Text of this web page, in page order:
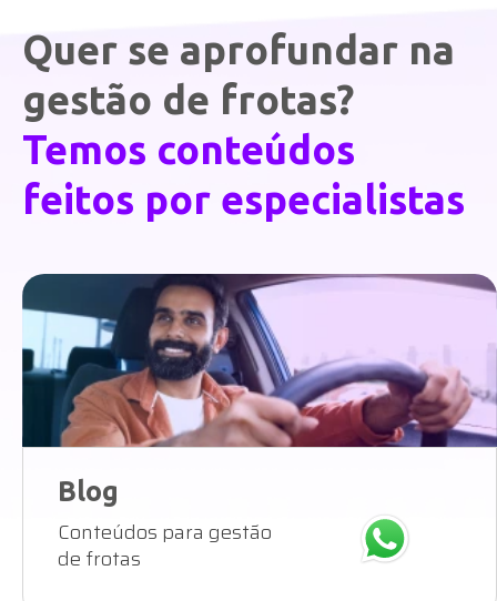
Quer se aprofundar na
gestão de frotas?
Temos conteúdos
feitos por especialistas
Blog
Conteúdos para gestão
de frotas